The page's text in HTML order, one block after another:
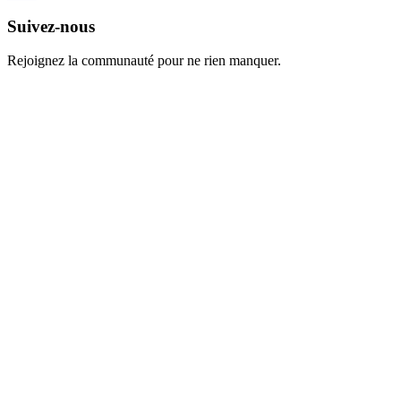
Suivez-nous
Rejoignez la communauté pour ne rien manquer.